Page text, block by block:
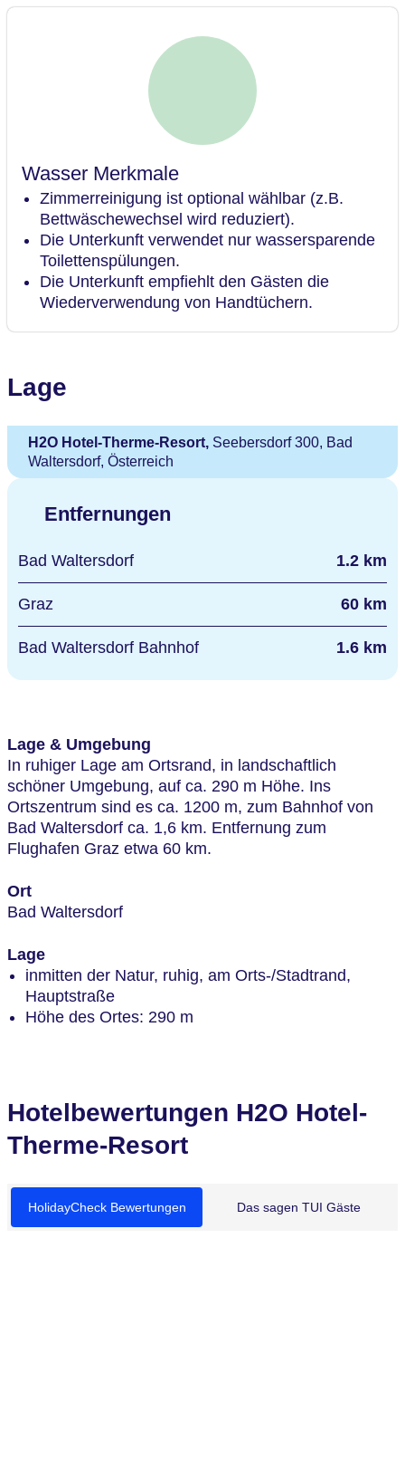
Wasser Merkmale
Zimmerreinigung ist optional wählbar (z.B.
Bettwäschewechsel wird reduziert).
Die Unterkunft verwendet nur wassersparende
Toilettenspülungen.
Die Unterkunft empfiehlt den Gästen die
Wiederverwendung von Handtüchern.
Lage
H2O Hotel-Therme-Resort, Seebersdorf 300, Bad
Waltersdorf, Österreich
Entfernungen
Bad Waltersdorf 1.2 km
Graz 60 km
Bad Waltersdorf Bahnhof 1.6 km
Lage & Umgebung
In ruhiger Lage am Ortsrand, in landschaftlich
schöner Umgebung, auf ca. 290 m Höhe. Ins
Ortszentrum sind es ca. 1200 m, zum Bahnhof von
Bad Waltersdorf ca. 1,6 km. Entfernung zum
Flughafen Graz etwa 60 km.
Ort
Bad Waltersdorf
Lage
inmitten der Natur, ruhig, am Orts-/Stadtrand,
Hauptstraße
Höhe des Ortes: 290 m
Hotelbewertungen H2O Hotel-
Therme-Resort
HolidayCheck Bewertungen Das sagen TUI Gäste